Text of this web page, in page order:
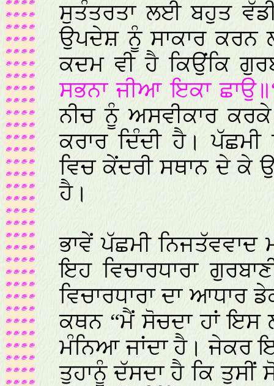
ਸੁਤੰਤਰਤਾ ਲਈ ਬਹੁਤ
ਉਪਦੇਸ਼ ਨੂੰ ਸਾਕਾਰ ਕਰਨ
ਕਦਮ ਵੀ ਹੈ ਕਿਉਂਕਿ
ਸਭਨਾ ਜੀਆ ਇਕਾ
ਨੀਚ ਨੂੰ ਅਸਵੀਕਾਰ
ਕਰਾਰ ਦਿੰਦੀ ਹੈ।
ਵਿਚ ਕੇਂਦਰੀ ਸਥਾਨ ਦੇ ਕੇ
ਹੈ।
ਭਾਵੇਂ ਪੱਛਮੀ
ਇਹ ਵਿਚਾਰਧਾਰਾ
ਵਿਚਾਰਧਾਰਾ ਦਾ ਆਧਾਰ
ਕਥਨ “ਮੈਂ ਸੋਚਦਾ ਹਾਂ ਇਸ
ਮੰਨਿਆ ਜਾਂਦਾ ਹੈ। ਜੇਕਰ
ਤੁਹਾਨੂੰ ਦੱਸਦਾ ਹੈ ਕਿ